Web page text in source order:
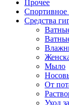
Прочее
Спортивное
Средства
Мыло
От
Уход